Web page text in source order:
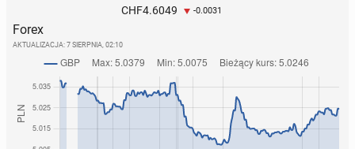
CHF4.6049 -0.0031
Forex
AKTUALIZACJA: 7 SIERPNIA, 02:10